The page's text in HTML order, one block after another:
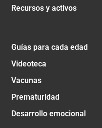
Recursos y activos
Guías para cada edad
Videoteca
Vacunas
Prematuridad
Desarrollo emocional